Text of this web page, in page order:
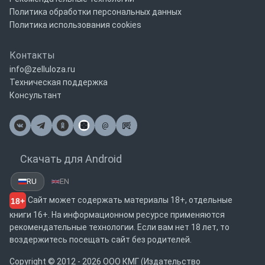
Политика обработки персональных данных
Политика использования cookies
Контакты
info@zelluloza.ru
Техническая поддержка
Консультант
@
Почта
Скачать для Android
RU EN
18+ Сайт может содержать материалы 18+, отдельные
книги 16+. На информационном ресурсе применяются
рекомендательные технологии. Если вам нет 18 лет, то
воздержитесь посещать сайт без родителей.
Copyright © 2012 - 2026 ООО КМГ (Издательство